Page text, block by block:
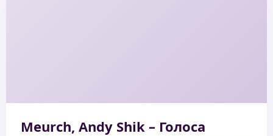
Meurch, Andy Shik – Голоса